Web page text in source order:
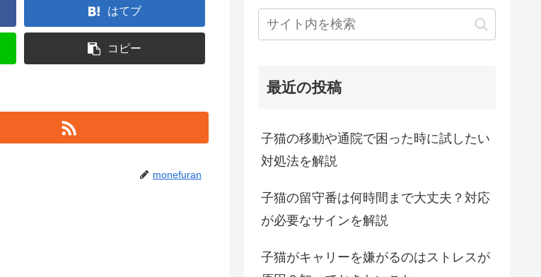
はてブ
コピー
monefuran
最近の投稿
子猫の移動や通院で困った時に試したい
対処法を解説
子猫の留守番は何時間まで大丈夫？対応
が必要なサインを解説
子猫がキャリーを嫌がるのはストレスが